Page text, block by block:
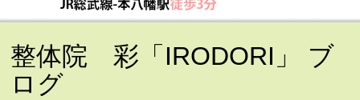
整体院 彩「IRODORI」 ブ
ログ